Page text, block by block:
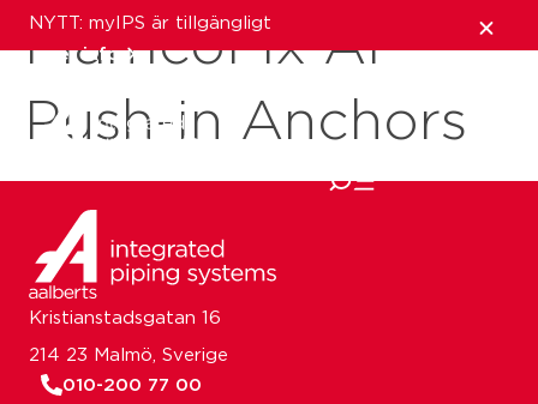
NYTT: myIPS är tillgängligt
mer info
stäng
FlamcoFix AP
Push-in Anchors
Kristianstadsgatan 16
214 23 Malmö, Sverige
010-200 77 00